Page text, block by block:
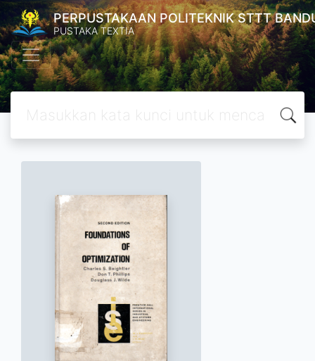
PERPUSTAKAAN POLITEKNIK STTT
PUSTAKA TEXTIA